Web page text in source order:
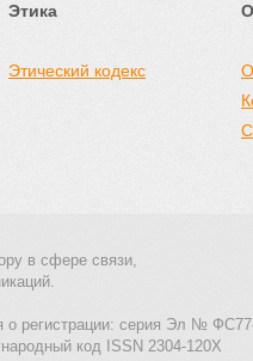
Этика
Этический кодекс
в сфере связи,
о регистрации: серия Эл №
код ISSN 2304-120X